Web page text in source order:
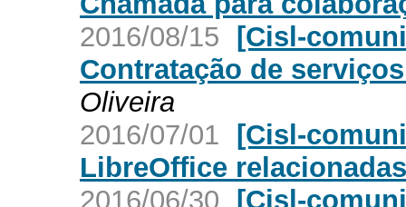
2016/08/15 [Cisl-
Contratação de
Oliveira
2016/07/01 [Cisl-
LibreOffice
2016/06/30 [Cisl-